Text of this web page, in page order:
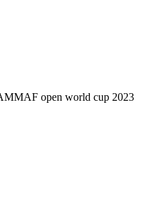
open world cup 2023